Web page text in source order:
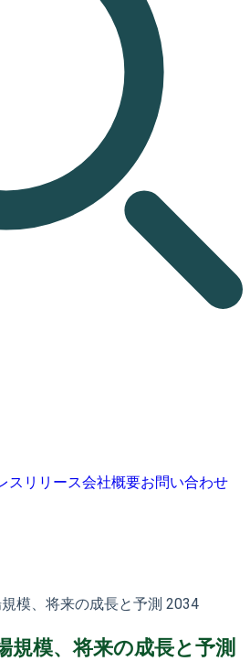
スリリース会社概要お問い合わせ
模、将来の成長と予測 2034
規模、将来の成長と予測